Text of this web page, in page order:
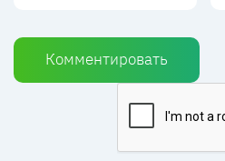
Комментировать